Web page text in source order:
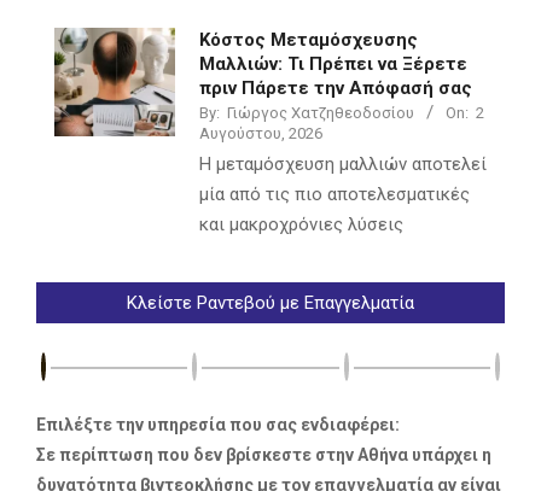
Κόστος Μεταμόσχευσης
Μαλλιών: Τι Πρέπει να Ξέρετε
πριν Πάρετε την Απόφασή σας
By: Γιώργος Χατζηθεοδοσίου On: 2
Αυγούστου, 2026
Η μεταμόσχευση μαλλιών αποτελεί
μία από τις πιο αποτελεσματικές
και μακροχρόνιες λύσεις
Κλείστε Ραντεβού με Επαγγελματία
Επιλέξτε την υπηρεσία που σας ενδιαφέρει:
Σε περίπτωση που δεν βρίσκεστε στην Αθήνα υπάρχει η
δυνατότητα βιντεοκλήσης με τον επαγγελματία αν είναι